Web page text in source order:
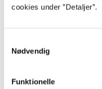
cookies under ”Detaljer”.
Nødvendig
Funktionelle
...